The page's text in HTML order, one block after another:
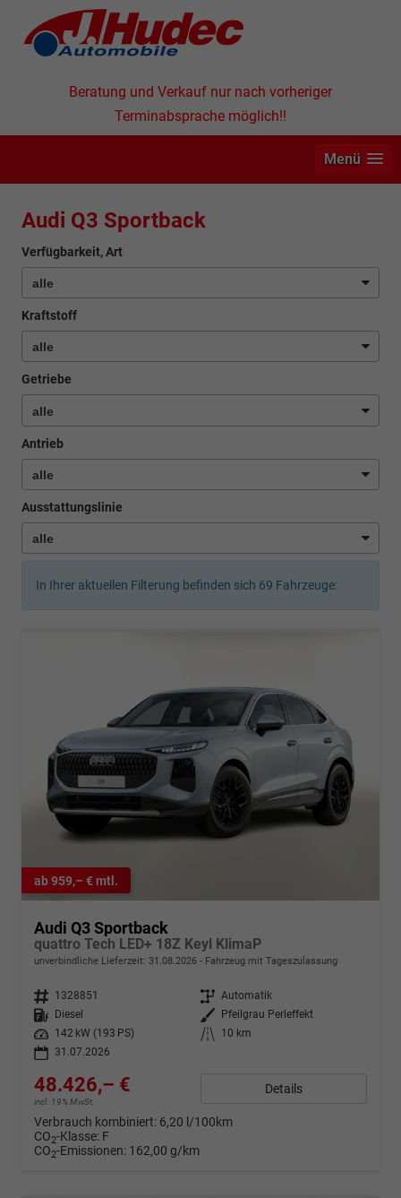
Beratung und Verkauf nur nach vorheriger
Terminabsprache möglich!!
Menü
Audi Q3 Sportback
Verfügbarkeit, Art
Kraftstoff
Getriebe
Antrieb
Ausstattungslinie
In Ihrer aktuellen Filterung befinden sich 69 Fahrzeuge:
ab 959,– € mtl.
Audi Q3 Sportback
quattro Tech LED+ 18Z Keyl KlimaP
unverbindliche Lieferzeit: 31.08.2026 Fahrzeug mit Tageszulassung
Fahrzeugnr. 1328851 Getriebe Automatik
Kraftstoff
Diesel Außenfarbe
Pfeilgrau Perleffekt
Leistung
142 kW (193 PS) Kilometerstand
10 km
31.07.2026
48.426,– €
incl. 19% MwSt.
Details
Verbrauch kombiniert: 6,20 l/100km
CO2-Klasse: F
CO2-Emissionen: 162,00 g/km